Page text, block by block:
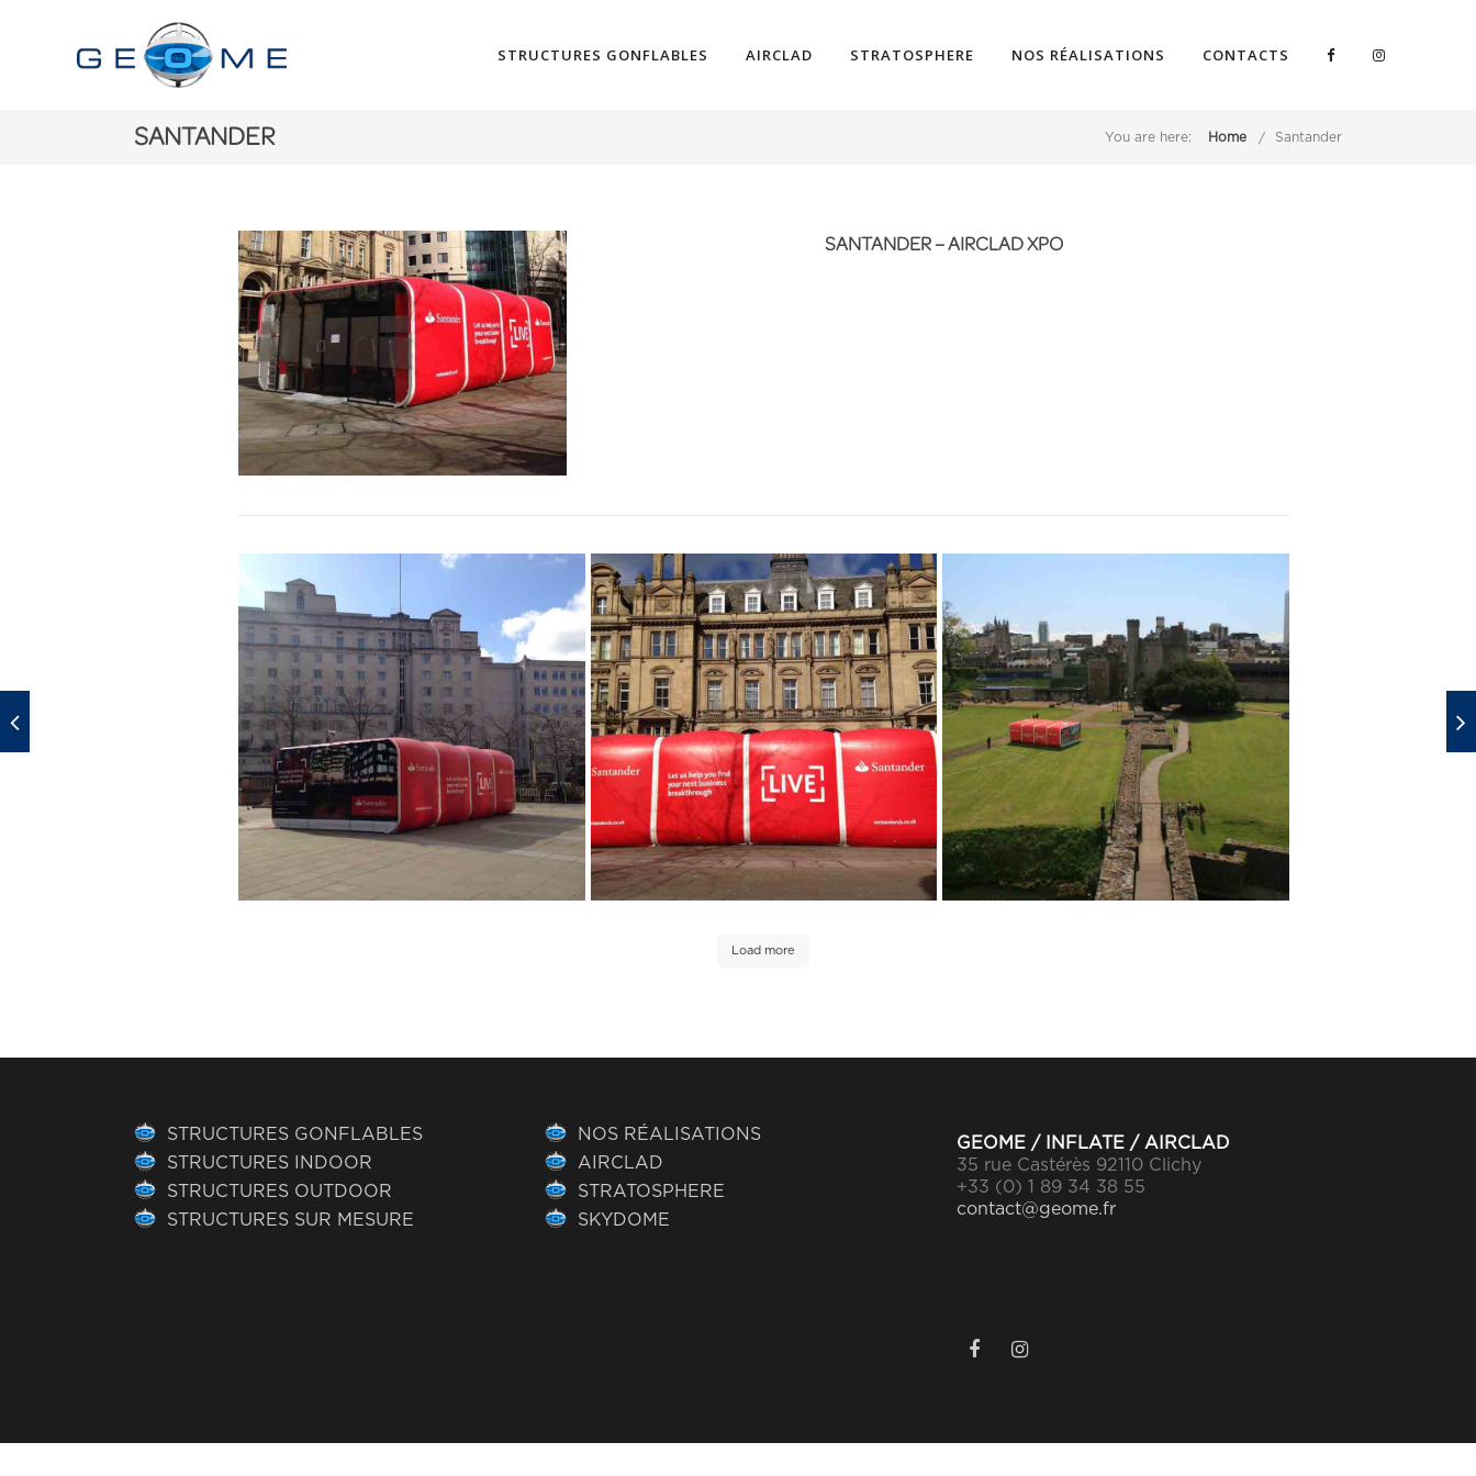
STRUCTURES GONFLABLES AIRCLAD STRATOSPHERE NOS RÉALISATIONS CONTACTS
SANTANDER You are here: Home Santander
SANTANDER – AIRCLAD XPO
Load more
STRUCTURES GONFLABLES
STRUCTURES INDOOR
STRUCTURES OUTDOOR
STRUCTURES SUR MESURE
NOS RÉALISATIONS
AIRCLAD
STRATOSPHERE
SKYDOME
GEOME / INFLATE / AIRCLAD
35 rue Castérès 92110 Clichy
+33 (0) 1 89 34 38 55
contact@geome.fr